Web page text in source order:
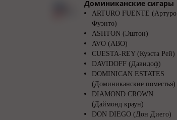
Доминиканские сигары
ARTURO FUENTE (Артуро
Фуэнто)
ASHTON (Эштон)
AVO (АВО)
CUESTA-REY (Куэста Рей)
DAVIDOFF (Давидоф)
DOMINICAN ESTATES
(Доминиканские поместья)
DIAMOND CROWN
(Даймонд краун)
DON DIEGO (Дон Диего)